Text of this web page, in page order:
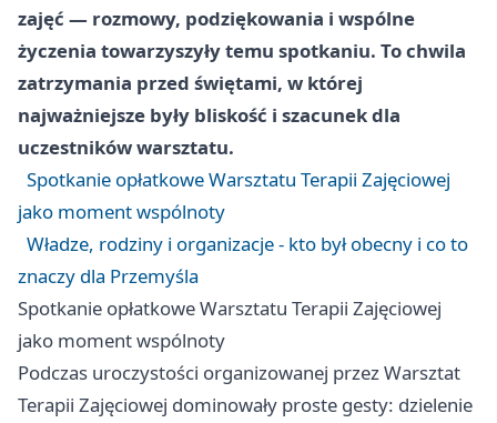
zajęć — rozmowy, podziękowania i wspólne
życzenia towarzyszyły temu spotkaniu. To chwila
zatrzymania przed świętami, w której
najważniejsze były bliskość i szacunek dla
uczestników warsztatu.
Spotkanie opłatkowe Warsztatu Terapii Zajęciowej
jako moment wspólnoty
Władze, rodziny i organizacje - kto był obecny i co to
znaczy dla Przemyśla
Spotkanie opłatkowe Warsztatu Terapii Zajęciowej
jako moment wspólnoty
Podczas uroczystości organizowanej przez Warsztat
Terapii Zajęciowej dominowały proste gesty: dzielenie